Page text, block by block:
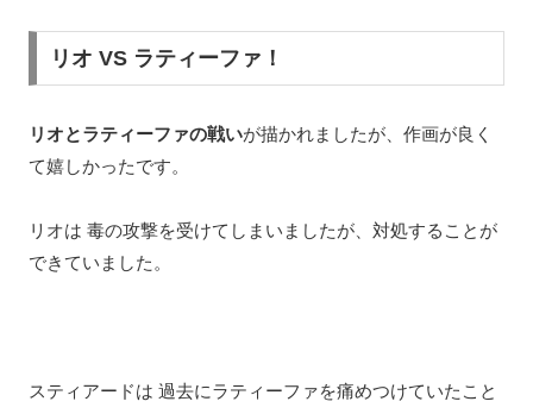
リオ VS ラティーファ！
リオとラティーファの戦いが描かれましたが、作画が良く
て嬉しかったです。
リオは 毒の攻撃を受けてしまいましたが、対処することが
できていました。
スティアードは 過去にラティーファを痛めつけていたこと